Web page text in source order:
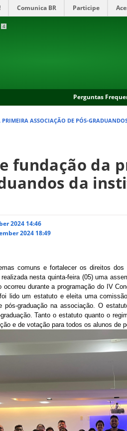
Comunica BR Participe
4
Perguntas
ASSOCIAÇÃO DE PÓS-
fundação da
da
2024 14:46
2024 18:49
comuns e fortalecer os direitos dos
nesta quinta-feira (05) uma
ocorreu durante a programação do IV
lido um estatuto e eleita uma
pós-graduação na associação. O
Tanto o estatuto quanto o
e de votação para todos os alunos de